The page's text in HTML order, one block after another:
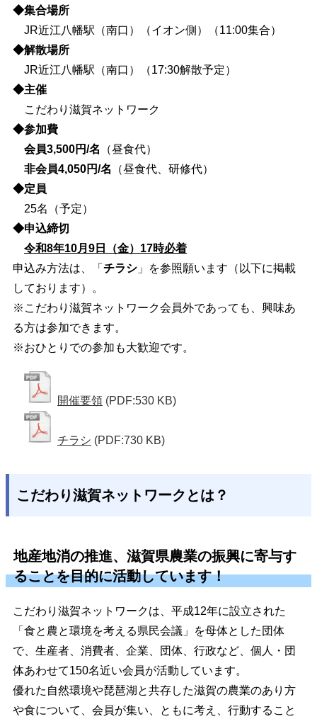
◆集合場所
JR近江八幡駅（南口）（イオン側）（11:00集合）
◆解散場所
JR近江八幡駅（南口）（17:30解散予定）
◆主催
こだわり滋賀ネットワーク
◆参加費
会員3,500円/名
（昼食代）
非会員4,050円/名
（昼食代、研修代）
◆定員
25名（予定）
◆申込締切
令和8年10月9日（金）17時必着
申込み方法は、「 チラシ 」を参照願います（以下に掲載
しております）。
※こだわり滋賀ネットワーク会員外であっても、興味あ
る方は参加できます。
※おひとりでの参加も大歓迎です。
開催要領 (PDF:530 KB)
チラシ (PDF:730 KB)
こだわり滋賀ネットワークとは？
地産地消の推進、滋賀県農業の振興に寄与す
ることを目的に活動しています！
こだわり滋賀ネットワークは、平成12年に設立された
「食と農と環境を考える県民会議」を母体とした団体
で、生産者、消費者、企業、団体、行政など、個人・団
体あわせて150名近い会員が活動しています。
優れた自然環境や琵琶湖と共存した滋賀の農業のあり方
や食について、会員が集い、ともに考え、行動すること